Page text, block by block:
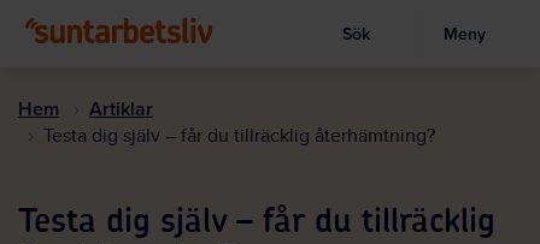
huvudinnehållet
Visa sökruta
Sök Meny
Hem Artiklar
Testa dig själv – får du tillräcklig återhämtning?
Testa dig själv – får du tillräcklig